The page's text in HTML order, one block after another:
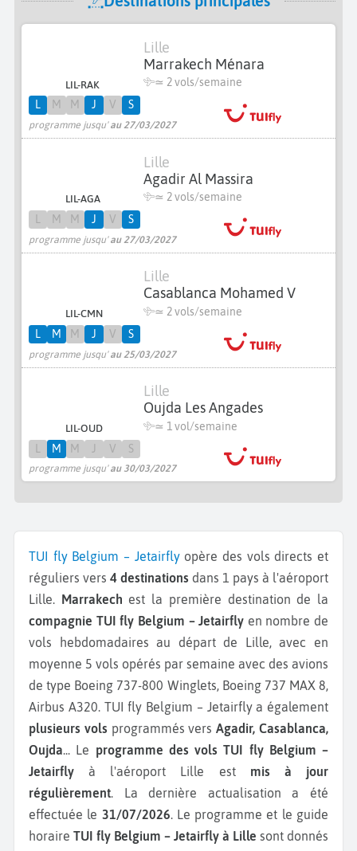
LIL-RAK
Lille
Marrakech Ménara
≃ 2 vols/semaine
programme jusqu'au 27/03/2027
L M M J V S
LIL-AGA
Lille
Agadir Al Massira
≃ 2 vols/semaine
programme jusqu'au 27/03/2027
L M M J V S
LIL-CMN
Lille
Casablanca Mohamed V
≃ 2 vols/semaine
programme jusqu'au 25/03/2027
L M M J V S
LIL-OUD
Lille
Oujda Les Angades
≃ 1 vol/semaine
programme jusqu'au 30/03/2027
M M V S
TUI fly Belgium – Jetairflyopère des vols directs et
réguliers vers 4 destinations dans 1 pays à l'aéroport
Lille.
Marrakech est la première destination de la
compagnie TUI fly Belgium – Jetairfly en nombre de
vols hebdomadaires au départ de Lille, avec en
moyenne 5 vols opérés par semaine avec des avions
de type Boeing 737-800 Winglets, Boeing 737 MAX 8,
Airbus A320. TUI fly Belgium – Jetairfly a également
plusieurs vols programmés versAgadir, Casablanca,
Oujda... Le programme des vols TUI fly Belgium –
Jetairfly à l'aéroport Lille est mis à jour
régulièrement. La dernière actualisation a été
effectuée le 31/07/2026. Le programme et le guide
horaire TUI fly Belgium – Jetairfly à Lille sont donnés